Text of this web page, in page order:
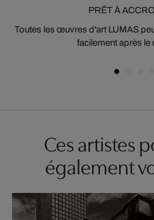
PRÊT À
Toutes les œuvres d'art LUMAS
facilement après le
Ces artistes
également